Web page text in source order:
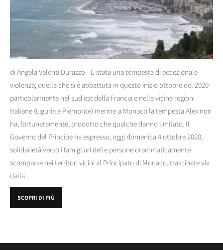
di Angela Valenti Durazzo - È stata una tempesta di eccezionale
violenza, quella che si è abbattuta in questo inizio ottobre del 2020
particolarmente nel sud est della Francia e nelle vicine regioni
Italiane (Liguria e Piemonte) mentre a Monaco la tempesta Alex non
ha, fortunatamente, prodotto che qualche danno limitato. Il
Governo del Principe ha espresso, oggi domenica 4 ottobre 2020,
solidarietà verso i famigliari delle persone drammaticamente
scomparse nei territori vicini al Principato di Monaco, trascinate via
dalla...
SCOPRI DI PIÙ